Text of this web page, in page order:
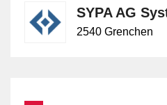
2540 Grenchen